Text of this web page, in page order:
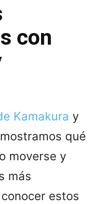
con
Kamakura y
qué
moverse y
más
estos